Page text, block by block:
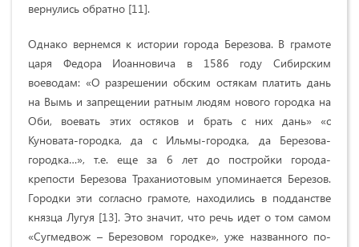
вернулись обратно [11].
Однако вернемся к истории города Березова. В грамоте
царя Федора Иоанновича в 1586 году Сибирским
воеводам: «О разрешении обским остякам платить дань
на Вымь и запрещении ратным людям нового городка на
Оби, воевать этих остяков и брать с них дань» «с
Куновата-городка, да с Ильмы-городка, да Березова-
городка…», т.е. еще за 6 лет до постройки города-
крепости Березова Траханиотовым упоминается Березов.
Городки эти согласно грамоте, находились в подданстве
князца Лугуя [13]. Это значит, что речь идет о том самом
«Сугмедвож – Березовом городке», уже названного по-